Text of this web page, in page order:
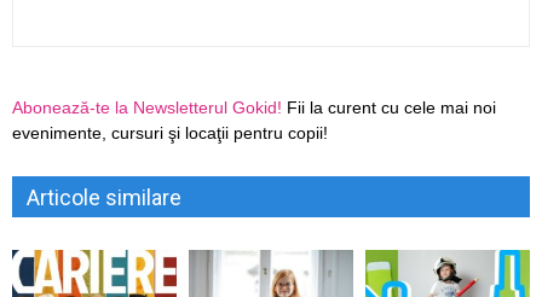
Abonează-te la Newsletterul Gokid! Fii la curent cu cele mai noi
evenimente, cursuri şi locaţii pentru copii!
Articole similare